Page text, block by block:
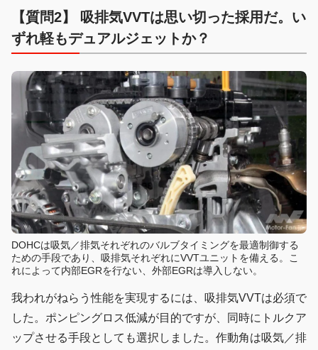
【質問2】 吸排気VVTは思い切った採用だ。い
ずれ軽もデュアルジェットか？
DOHCは吸気／排気それぞれのバルブタイミングを最適制御する
ための手段であり、吸排気それぞれにVVTユニットを備える。こ
れによって内部EGRを行ない、外部EGRは導入しない。
我われがねらう性能を実現するには、吸排気VVTは必須で
した。ポンピングロス低減が目的ですが、同時にトルクア
ップさせる手段としても選択しました。作動角は吸気／排